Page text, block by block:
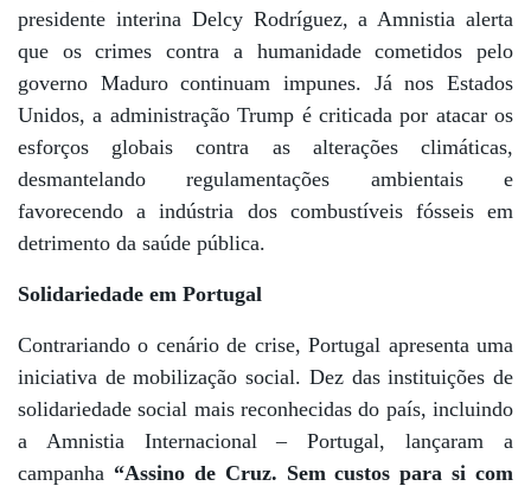
presidente interina Delcy Rodríguez, a Amnistia alerta
que os crimes contra a humanidade cometidos pelo
governo Maduro continuam impunes. Já nos Estados
Unidos, a administração Trump é criticada por atacar os
esforços globais contra as alterações climáticas,
desmantelando regulamentações ambientais e
favorecendo a indústria dos combustíveis fósseis em
detrimento da saúde pública.
Solidariedade em Portugal
Contrariando o cenário de crise, Portugal apresenta uma
iniciativa de mobilização social. Dez das instituições de
solidariedade social mais reconhecidas do país, incluindo
a Amnistia Internacional – Portugal, lançaram a
campanha “Assino de Cruz. Sem custos para si com